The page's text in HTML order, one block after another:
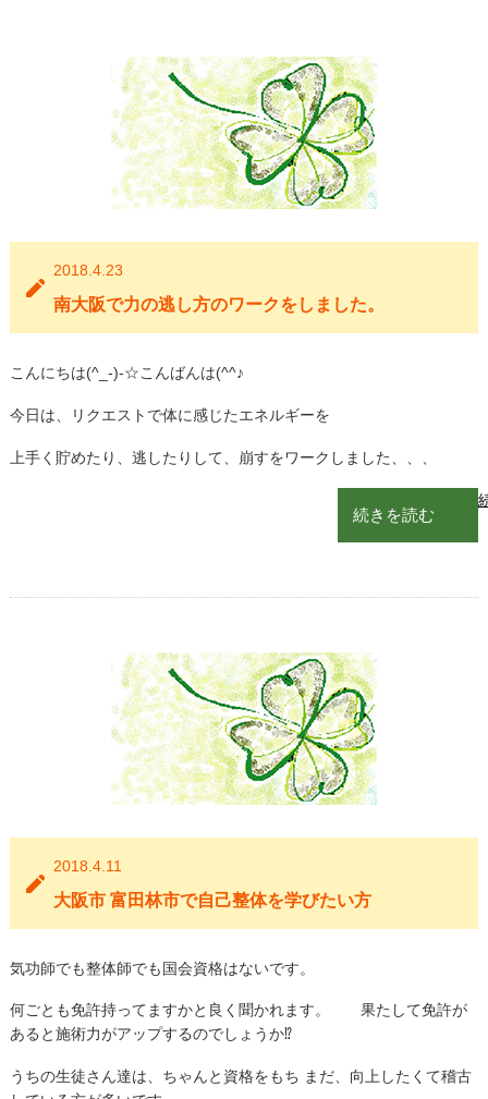
2018.4.23
南大阪で力の逃し方のワークをしました。
こんにちは(^_-)-☆こんばんは(^^♪
今日は、リクエストで体に感じたエネルギーを
上手く貯めたり、逃したりして、崩すをワークしました、、、
2018.4.11
大阪市 富田林市で自己整体を学びたい方
気功師でも整体師でも国会資格はないです。
何ごとも免許持ってますかと良く聞かれます。 果たして免許が
あると施術力がアップするのでしょうか⁉︎
うちの生徒さん達は、ちゃんと資格をもち まだ、向上したくて稽古